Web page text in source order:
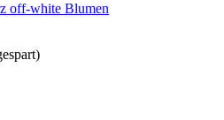
off-white Blumen